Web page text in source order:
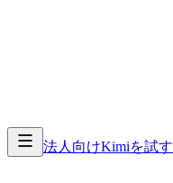
法人向けKimiを試す